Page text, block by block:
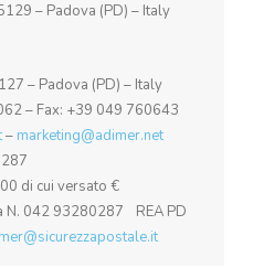
– Padova (PD) – Italy
– Padova (PD) – Italy
– Fax: +39 049 760643
– marketing@adimer.net
di cui versato €
N. 042 93280287 REA PD